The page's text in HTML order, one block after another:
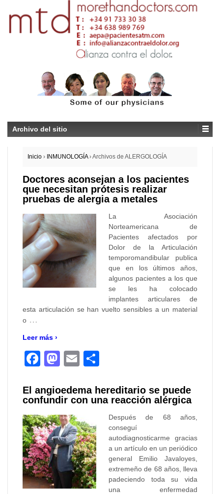
Archivo del sitio
Inicio › INMUNOLOGÍA ›Archivos de ALERGOLOGÍA
Doctores aconsejan a los pacientes
que necesitan prótesis realizar
pruebas de alergia a metales
La Asociación
Norteamericana de
Pacientes afectados por
Dolor de la Articulación
temporomandibular publica
que en los últimos años,
algunos pacientes a los que
se les ha colocado
implantes articulares de
esta articulación se han vuelto sensibles a un material
o …
Leer más ›
Facebook
Mastodon
Email
El angioedema hereditario se puede
confundir con una reacción alérgica
Después de 68 años,
conseguí
autodiagnosticarme gracias
a un artículo en un periódico
general Emilio Javaloyes,
extremeño de 68 años, lleva
padeciendo toda su vida
una enfermedad